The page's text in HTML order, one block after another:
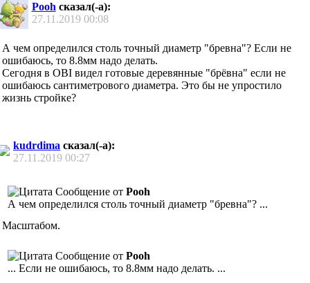
Poohсказал(-а):
27.11.2019 00:08
А чем определился столь точный диаметр "бревна"? Если не
ошибаюсь, то 8.8мм надо делать.
Сегодня в OBI видел готовые деревянные "брёвна" если не
ошибаюсь сантиметрового диаметра. Это бы не упростило
жизнь стройке?
kudrdima сказал(-а):
27.11.2019 00:27
Сообщение от Pooh
А чем определился столь точный диаметр "бревна"? ...
Масштабом.
Сообщение от Pooh
... Если не ошибаюсь, то 8.8мм надо делать. ...